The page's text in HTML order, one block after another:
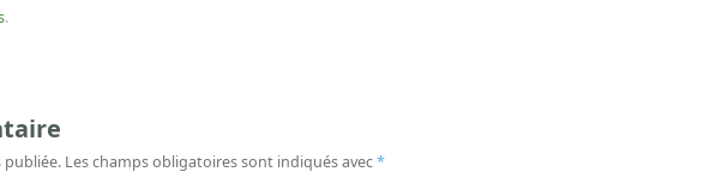
.
publiée. Les champs obligatoires sont indiqués avec*